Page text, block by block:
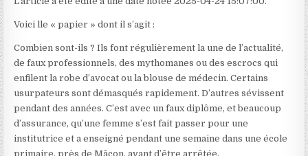
Voici lle « papier » dont il s’agit :
Combien sont-ils ? Ils font régulièrement la une de l’actualité,
de faux professionnels, des mythomanes ou des escrocs qui
enfilent la robe d’avocat ou la blouse de médecin. Certains
usurpateurs sont démasqués rapidement. D’autres sévissent
pendant des années. C’est avec un faux diplôme, et beaucoup
d’assurance, qu’une femme s’est fait passer pour une
institutrice et a enseigné pendant une semaine dans une école
primaire, près de Mâcon, avant d’être arrêtée.